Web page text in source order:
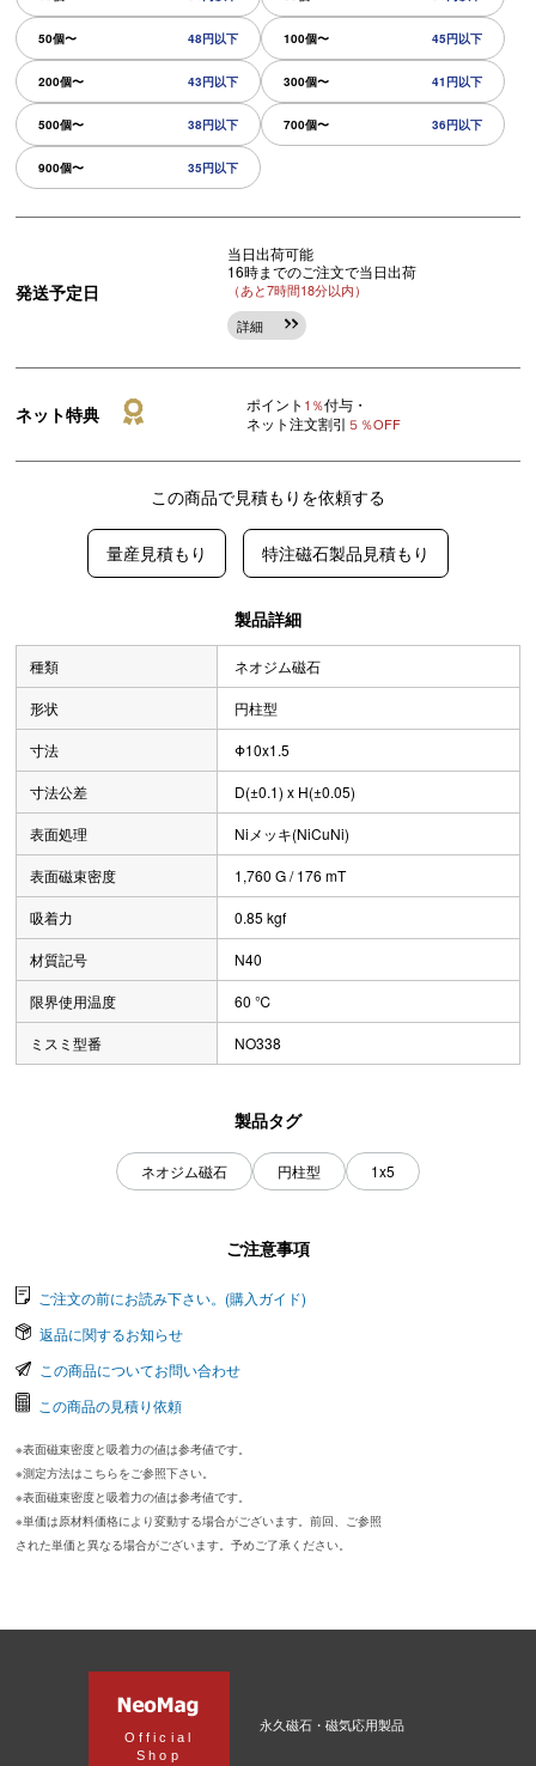
50個〜 48円以下 100個〜 45円以下
200個〜 43円以下 300個〜 41円以下
500個〜 38円以下 700個〜 36円以下
900個〜 35円以下
発送予定日
当日出荷可能
16時までのご注文で当日出荷
（あと7時間18分以内）
詳細
ネット特典 ポイント 1％付与・
ネット注文割引 ５％OFF
この商品で見積もりを依頼する
量産見積もり 特注磁石製品見積もり
製品詳細
種類 ネオジム磁石
形状 円柱型
寸法 Φ10x1.5
寸法公差 D(±0.1) x H(±0.05)
表面処理 Niメッキ(NiCuNi)
表面磁束密度 1,760 G / 176 mT
吸着力 0.85 kgf
材質記号 N40
限界使用温度 60 ℃
ミスミ型番 NO338
製品タグ
ネオジム磁石 円柱型 1x5
ご注意事項
ご注文の前にお読み下さい。(購入ガイド)
返品に関するお知らせ
この商品についてお問い合わせ
この商品の見積り依頼
※表面磁束密度と吸着力の値は参考値です。
※測定方法はこちらをご参照下さい。
※表面磁束密度と吸着力の値は参考値です。
※単価は原材料価格により変動する場合がございます。前回、ご参照
された単価と異なる場合がございます。予めご了承ください。
Official
Shop
永久磁石・磁気応用製品